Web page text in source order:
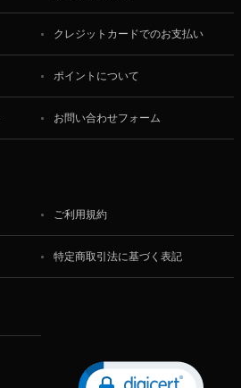
クレジットカードでのお支払い
ポイントについて
お問い合わせフォーム
ご利用規約
特定商取引法に基づく表記